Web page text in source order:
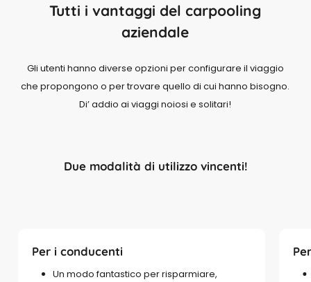
Tutti i vantaggi del carpooling
aziendale
Gli utenti hanno diverse opzioni per configurare il viaggio
che propongono o per trovare quello di cui hanno bisogno.
Di’ addio ai viaggi noiosi e solitari!
Due modalità di utilizzo vincenti!
Per i conducenti
Un modo fantastico per risparmiare,